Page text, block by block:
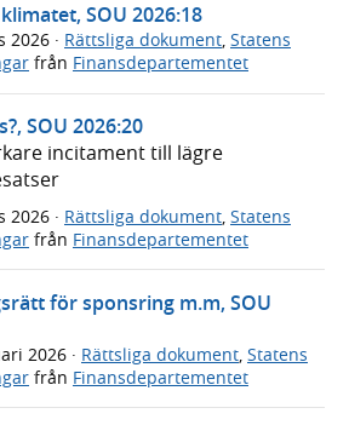
SOU 2026:18
2026 · Rättsliga dokument, Statens
från Finansdepartementet
SOU 2026:20
incitament till lägre
2026 · Rättsliga dokument, Statens
från Finansdepartementet
för sponsring m.m, SOU
2026 · Rättsliga dokument Statens
från Finansdepartementet